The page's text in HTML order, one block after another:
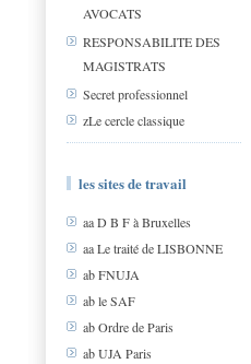
AVOCATS
RESPONSABILITE DES
MAGISTRATS
Secret professionnel
zLe cercle classique
les sites de travail
aa D B F à Bruxelles
aa Le traité de LISBONNE
ab FNUJA
ab le SAF
ab Ordre de Paris
ab UJA Paris